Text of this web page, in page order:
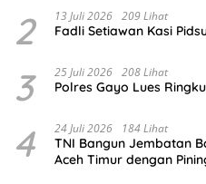
2 13 Juli 2026 209 Lihat
Fadli Setiawan Kasi
3 25 Juli 2026 208 Lihat
Polres Gayo Lues
4 24 Juli 2026 184 Lihat
TNI Bangun Jembatan
Aceh Timur dengan